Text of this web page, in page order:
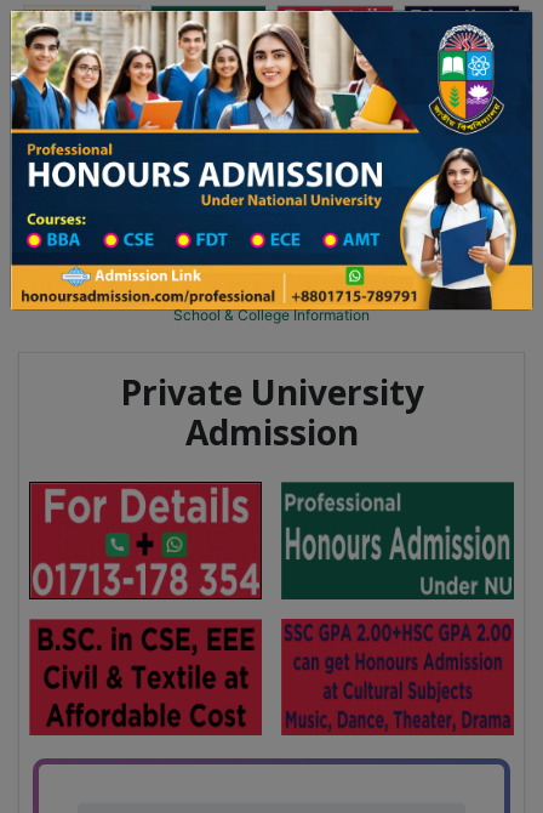
Toggle navigation অনার্স ভর্তি প্রফেশনাল অনার্স
Updates
২৬ শিক্ষাবর্ষের ১ম বর্ষের ভর্তি আবেদন বিজ্ঞপ্তি ঢাকা বিশ্ববিদ্যালয় ২০২৫-২৬ শিক্ষাবর্ষে
School & College in Rangpur District
School & College
School & College Information
Private University
Admission